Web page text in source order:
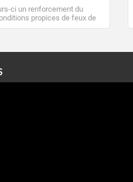
ci un renforcement du
propices de feux de
mistral ? Quelles sont ses
h et atteindre 80 à 100 km/h
Il parcourt la basse vallée
le littoral